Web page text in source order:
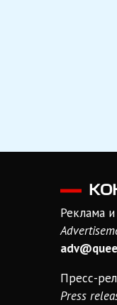
Реклама
Пресс-
Press